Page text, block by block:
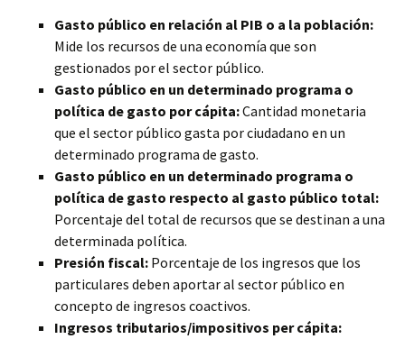
Gasto público en relación al PIB o a la población:
Mide los recursos de una economía que son
gestionados por el sector público.
Gasto público en un determinado programa o
política de gasto por cápita:Cantidad monetaria
que el sector público gasta por ciudadano en un
determinado programa de gasto.
Gasto público en un determinado programa o
política de gasto respecto al gasto público total:
Porcentaje del total de recursos que se destinan a una
determinada política.
Presión fiscal: Porcentaje de los ingresos que los
particulares deben aportar al sector público en
concepto de ingresos coactivos.
Ingresos tributarios/impositivos per cápita: